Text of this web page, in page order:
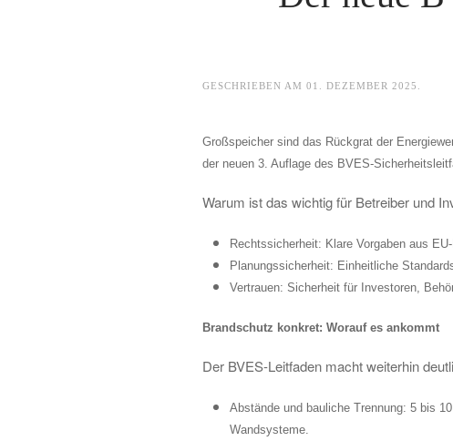
GESCHRIEBEN AM 01. DEZEMBER 2025
Großspeicher sind das Rückgrat der
der neuen 3. Auflage des BVES-
Warum ist das wichtig für Betreiber und
Rechtssicherheit: Klare Vorgaben aus
Planungssicherheit: Einheitliche
Vertrauen: Sicherheit für Investoren,
Brandschutz konkret: Worauf es ankommt
Der BVES-Leitfaden macht weiterhin
Abstände und bauliche Trennung: 5 bis
Wandsysteme.